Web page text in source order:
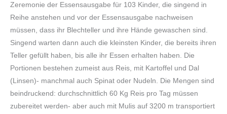
Zeremonie der Essensausgabe für 103 Kinder, die singend in
Reihe anstehen und vor der Essensausgabe nachweisen
müssen, dass ihr Blechteller und ihre Hände gewaschen sind.
Singend warten dann auch die kleinsten Kinder, die bereits ihren
Teller gefüllt haben, bis alle ihr Essen erhalten haben. Die
Portionen bestehen zumeist aus Reis, mit Kartoffel und Dal
(Linsen)- manchmal auch Spinat oder Nudeln. Die Mengen sind
beindruckend: durchschnittlich 60 Kg Reis pro Tag müssen
zubereitet werden- aber auch mit Mulis auf 3200 m transportiert